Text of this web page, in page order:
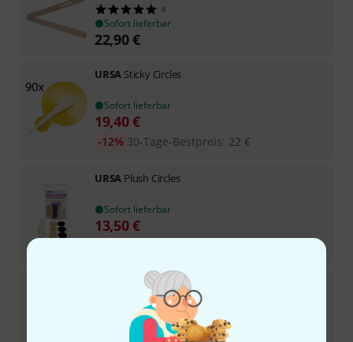
4
Sofort lieferbar
22,90€
URSA Sticky Circles
Sofort lieferbar
19,40€
30-Tage-Bestpreis: 22 €
-12%
URSA Plush Circles
Sofort lieferbar
13,50€
Soft Strips beige
Sofort lieferbar